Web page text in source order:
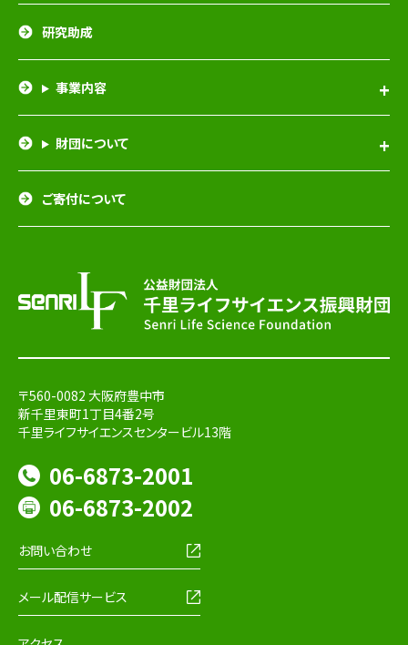
研究助成
事業内容
財団について
ご寄付について
〒560-0082 大阪府豊中市
新千里東町1丁目4番2号
千里ライフサイエンスセンタービル13階
06-6873-2001
06-6873-2002
お問い合わせ
メール配信サービス